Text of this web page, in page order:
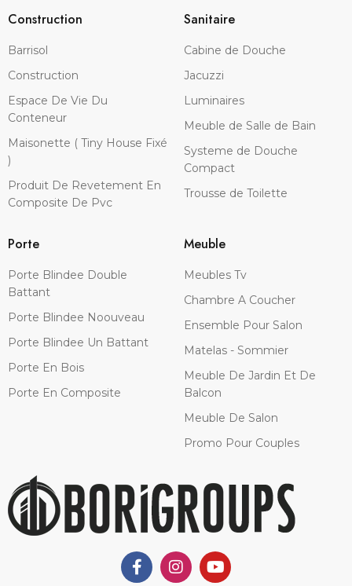
Construction
Barrisol
Construction
Espace De Vie Du
Conteneur
Maisonette ( Tiny House Fixé
)
Produit De Revetement En
Composite De Pvc
Sanitaire
Cabine de Douche
Jacuzzi
Luminaires
Meuble de Salle de Bain
Systeme de Douche
Compact
Trousse de Toilette
Porte
Porte Blindee Double
Battant
Porte Blindee Noouveau
Porte Blindee Un Battant
Porte En Bois
Porte En Composite
Meuble
Meubles Tv
Chambre A Coucher
Ensemble Pour Salon
Matelas - Sommier
Meuble De Jardin Et De
Balcon
Meuble De Salon
Promo Pour Couples